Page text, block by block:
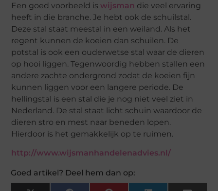
Een goed voorbeeld iswijsman die veel ervaring
heeft in die branche. Je hebt ook de schuilstal.
Deze stal staat meestal in een weiland. Als het
regent kunnen de koeien dan schuilen. De
potstal is ook een ouderwetse stal waar de dieren
op hooi liggen. Tegenwoordig hebben stallen een
andere zachte ondergrond zodat de koeien fijn
kunnen liggen voor een langere periode. De
hellingstal is een stal die je nog niet veel ziet in
Nederland. De stal staat licht schuin waardoor de
dieren stro en mest naar beneden lopen.
Hierdoor is het gemakkelijk op te ruimen.
http://www.wijsmanhandelenadvies.nl/
Goed artikel? Deel hem dan op: